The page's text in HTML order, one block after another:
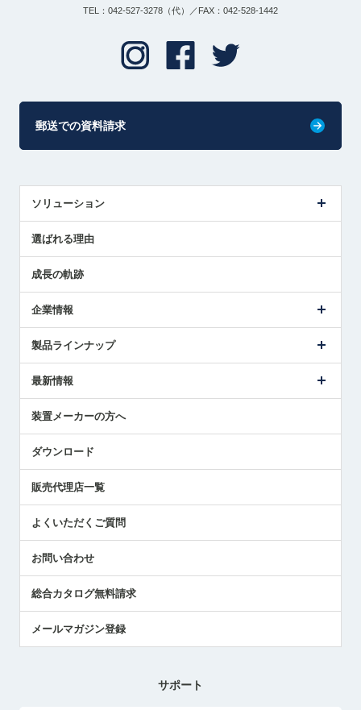
TEL：042-527-3278（代）／FAX：042-528-1442
郵送での資料請求
ソリューション
解決策提案
選ばれる理由
成長の軌跡
企業情報
ごあいさつ
受賞履歴
採用情報
国/地域/言語
製品ラインナップ
ツールセッタ製品
エアマイクロセンサ製品
最新情報
メトロールの技術
社員ブログ
中小企業のBCP地震対策
センサのテクニカルガイド
社長ブログ
装置メーカーの方へ
ダウンロード
販売代理店一覧
よくいただくご質問
お問い合わせ
総合カタログ無料請求
メールマガジン登録
サポート